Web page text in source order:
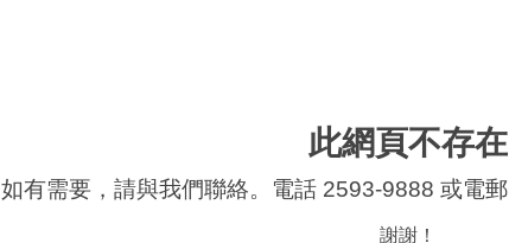
此網頁不存在
如有需要，請與我們聯絡。電話 2593-9888 或電郵
謝謝！